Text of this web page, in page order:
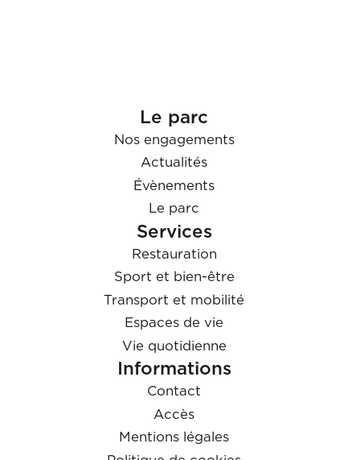
Le parc
Nos engagements
Actualités
Évènements
Le parc
Services
Restauration
Sport et bien-être
Transport et mobilité
Espaces de vie
Vie quotidienne
Informations
Contact
Accès
Mentions légales